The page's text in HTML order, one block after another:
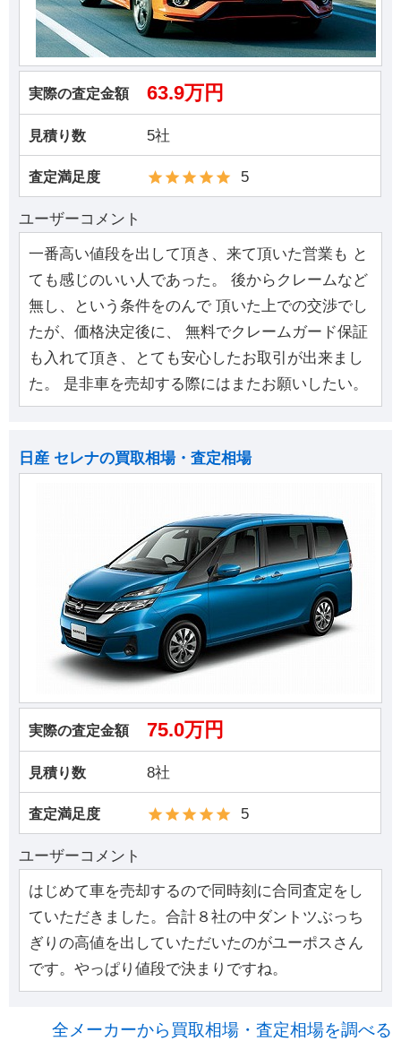
実際の査定金額 63.9万円
見積り数 5社
査定満足度 5
ユーザーコメント
一番高い値段を出して頂き、来て頂いた営業も と
ても感じのいい人であった。 後からクレームなど
無し、という条件をのんで 頂いた上での交渉でし
たが、価格決定後に、 無料でクレームガード保証
も入れて頂き、とても安心したお取引が出来まし
た。 是非車を売却する際にはまたお願いしたい。
日産 セレナの買取相場・査定相場
実際の査定金額 75.0万円
見積り数 8社
査定満足度 5
ユーザーコメント
はじめて車を売却するので同時刻に合同査定をし
ていただきました。合計８社の中ダントツぶっち
ぎりの高値を出していただいたのがユーポスさん
です。やっぱり値段で決まりですね。
全メーカーから買取相場・査定相場を調べる